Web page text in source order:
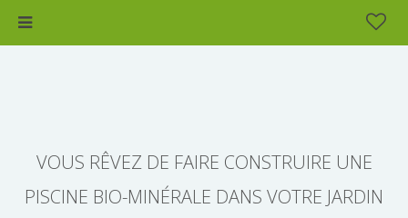
VOUS RÊVEZ DE FAIRE CONSTRUIRE UNE
PISCINE BIO-MINÉRALE DANS VOTRE JARDIN